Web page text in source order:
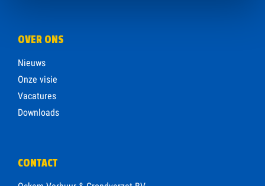
OVER ONS
Nieuws
Onze visie
Vacatures
Downloads
CONTACT